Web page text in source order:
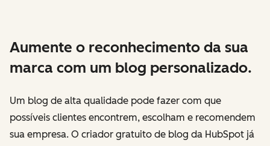
Aumente o reconhecimento da sua
marca com um blog personalizado.
Um blog de alta qualidade pode fazer com que
possíveis clientes encontrem, escolham e recomendem
sua empresa. O criador gratuito de blog da HubSpot já